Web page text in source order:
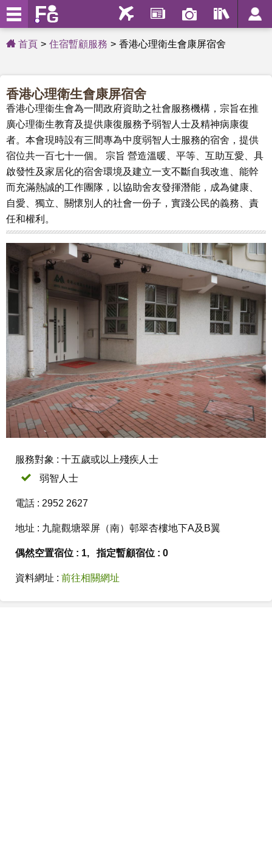
首頁 住宿暫顧服務 香港心理衛生會康屏宿舍
香港心理衛生會康屏宿舍
香港心理衞生會為一間政府資助之社會服務機構，宗旨在推
廣心理衞生教育及提供康復服務予弱智人士及精神病康復
者。本會現時設有三間專為中度弱智人士服務的宿舍，提供
宿位共一百七十一個。 宗旨 營造溫暖、平等、互助互愛、具
啟發性及家居化的宿舍環境及建立一支不斷自我改進、能幹
而充滿熱誠的工作團隊，以協助舍友發揮潛能，成為健康、
自愛、獨立、關懷別人的社會一份子，實踐公民的義務、責
任和權利。
服務對象 : 十五歲或以上殘疾人士
弱智人士
電話 : 2952 2627
地址 : 九龍觀塘翠屏（南）邨翠杏樓地下A及B翼
偶然空置宿位 : 1, 指定暫顧宿位 : 0
資料網址 : 前往相關網址